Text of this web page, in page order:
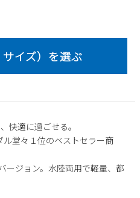
水 木 金
土
5 6 7
8
27 28
快適に過ごせる。
ル堂々１位のベストセラー商
ージョン。水陸両用で軽量、都